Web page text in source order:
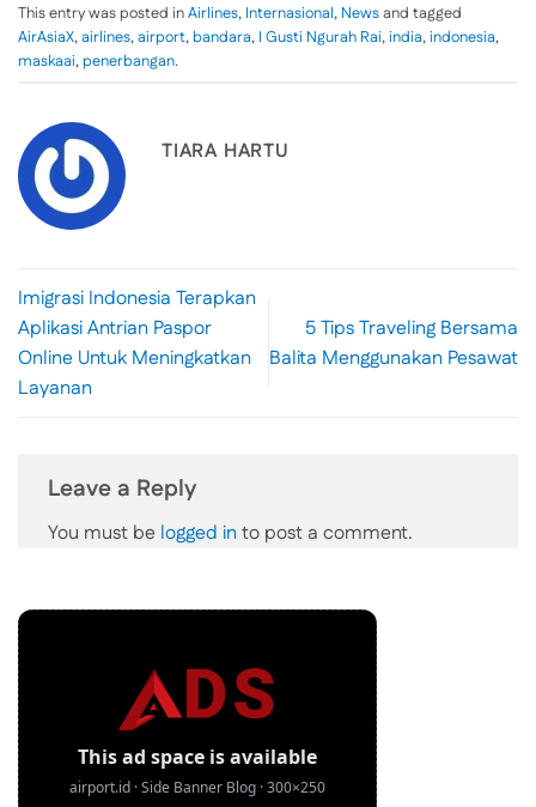
This entry was posted inAirlines, Internasional, Newsand tagged
AirAsiaX,airlines,airport, bandara, I Gusti Ngurah Rai,india,indonesia,
maskaai,penerbangan.
TIARA HARTU
Imigrasi Indonesia Terapkan
Aplikasi Antrian Paspor
Online Untuk Meningkatkan
Layanan
5 Tips Traveling Bersama
Balita Menggunakan Pesawat
Leave a Reply
You must be logged in to post a comment.